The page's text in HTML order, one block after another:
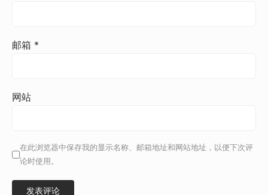
邮箱 *
网站
在此浏览器中保存我的显示名称、邮箱地址和网站地址，以便下次评
论时使用。